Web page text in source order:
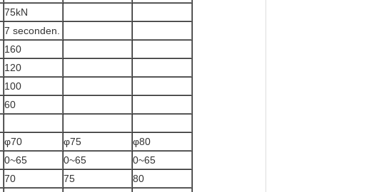
75kN
7 seconden.
160
120
100
60
φ70 φ75
φ80
0~65 0~65
0~65
70 75
80